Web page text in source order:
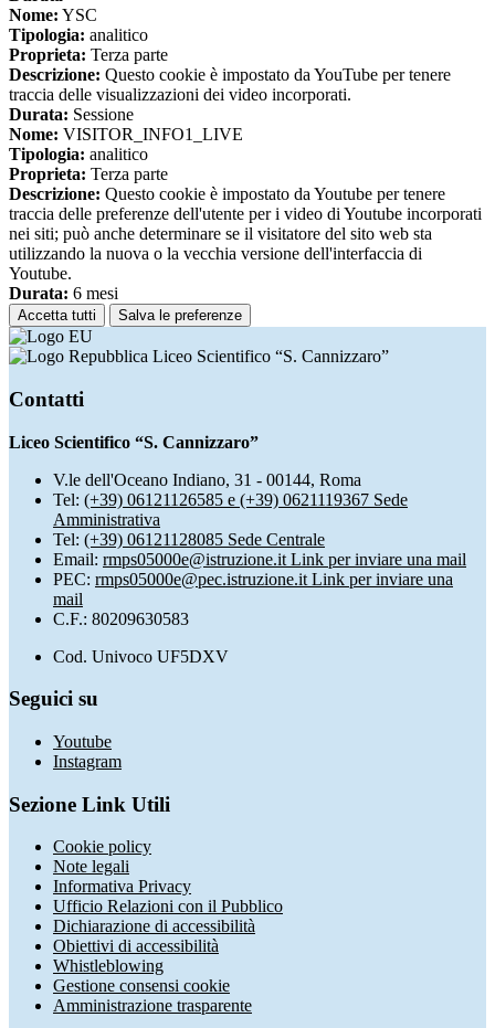
Nome: YSC
Tipologia: analitico
Proprieta: Terza parte
Descrizione: Questo cookie è impostato da YouTube per tenere
traccia delle visualizzazioni dei video incorporati.
Durata: Sessione
Nome: VISITOR_INFO1_LIVE
Tipologia: analitico
Proprieta: Terza parte
Descrizione: Questo cookie è impostato da Youtube per tenere
traccia delle preferenze dell'utente per i video di Youtube incorporati
nei siti; può anche determinare se il visitatore del sito web sta
utilizzando la nuova o la vecchia versione dell'interfaccia di
Youtube.
Durata: 6 mesi
Accetta tutti Salva le preferenze
Liceo Scientifico “S. Cannizzaro”
Contatti
Liceo Scientifico “S. Cannizzaro”
V.le dell'Oceano Indiano, 31 - 00144, Roma
Tel: (+39) 06121126585 e (+39) 0621119367 Sede
Amministrativa
Tel: (+39) 06121128085 Sede Centrale
Email: rmps05000e@istruzione.it Link per inviare una mail
PEC: rmps05000e@pec.istruzione.it Link per inviare una
mail
C.F.: 80209630583
Cod. Univoco UF5DXV
Seguici su
Youtube
Instagram
Sezione Link Utili
Cookie policy
Note legali
Informativa Privacy
Ufficio Relazioni con il Pubblico
Dichiarazione di accessibilità
Obiettivi di accessibilità
Whistleblowing
Gestione consensi cookie
Amministrazione trasparente